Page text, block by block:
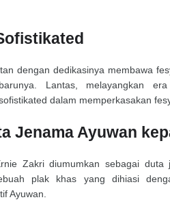
dengan dedikasinya membawa
Lantas, melayangkan
dalam memperkasakan
Jenama Ayuwan
Zakri diumumkan sebagai duta
plak khas yang dihiasi
Ayuwan.